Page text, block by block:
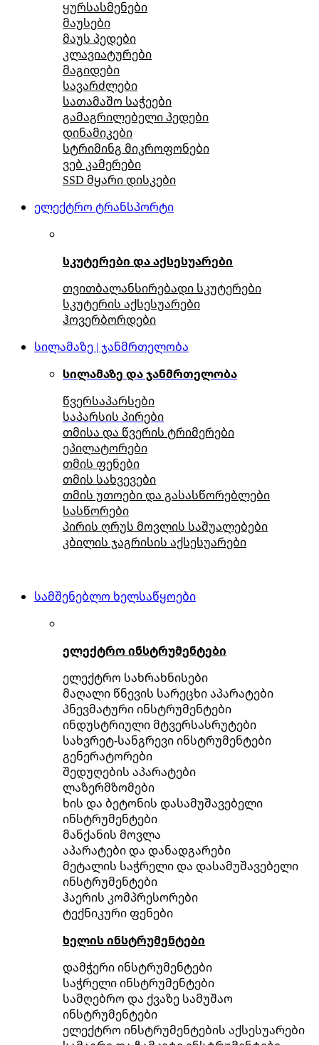
ყურსასმენები
მაუსები
მაუს პედები
კლავიატურები
მაგიდები
სავარძლები
სათამაშო საჭეები
გამაგრილებელი პედები
დინამიკები
სტრიმინგ მიკროფონები
ვებ კამერები
SSD მყარი დისკები
ელექტრო ტრანსპორტი
სკუტერები და აქსესუარები
თვითბალანსირებადი სკუტერები
სკუტერის აქსესუარები
ჰოვერბორდები
სილამაზე | ჯანმრთელობა
სილამაზე და ჯანმრთელობა
წვერსაპარსები
საპარსის პირები
თმისა და წვერის ტრიმერები
ეპილატორები
თმის ფენები
თმის სახვევები
თმის უთოები და გასასწორებლები
სასწორები
პირის ღრუს მოვლის საშუალებები
კბილის ჯაგრისის აქსესუარები
სამშენებლო ხელსაწყოები
ელექტრო ინსტრუმენტები
ელექტრო სახრახნისები
მაღალი წნევის სარეცხი აპარატები
პნევმატური ინსტრუმენტები
ინდუსტრიული მტვერსასრუტები
სახვრეტ-სანგრევი ინსტრუმენტები
გენერატორები
შედუღების აპარატები
ლაზერმზომები
ხის და ბეტონის დასამუშავებელი
ინსტრუმენტები
მანქანის მოვლა
აპარატები და დანადგარები
მეტალის საჭრელი და დასამუშავებელი
ინსტრუმენტები
ჰაერის კომპრესორები
ტექნიკური ფენები
ხელის ინსტრუმენტები
დამჭერი ინსტრუმენტები
საჭრელი ინსტრუმენტები
სამღებრო და ქვაზე სამუშაო
ინსტრუმენტები
ელექტრო ინსტრუმენტების აქსესუარები